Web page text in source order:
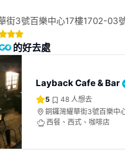
街3號百樂中心17樓1702-03
的好去處
Layback Cafe & Bar
5 48 人想去
銅鑼灣耀華街3號百樂中
03號舖
西餐、西式、咖啡店